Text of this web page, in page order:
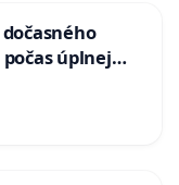
úplnej